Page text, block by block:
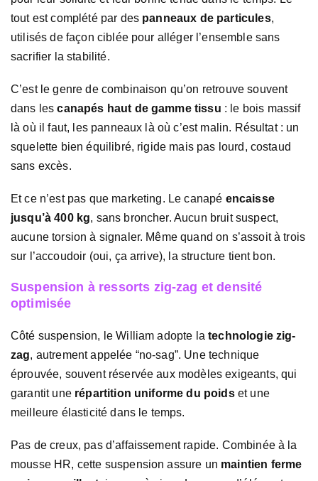
tout est complété par des panneaux de particules,
utilisés de façon ciblée pour alléger l’ensemble sans
sacrifier la stabilité.
C’est le genre de combinaison qu’on retrouve souvent
dans lescanapés haut de gamme tissu : le bois massif
là où il faut, les panneaux là où c’est malin. Résultat : un
squelette bien équilibré, rigide mais pas lourd, costaud
sans excès.
Et ce n’est pas que marketing. Le canapé encaisse
jusqu’à 400 kg, sans broncher. Aucun bruit suspect,
aucune torsion à signaler. Même quand on s’assoit à trois
sur l’accoudoir (oui, ça arrive), la structure tient bon.
Suspension à ressorts zig-zag et densité
optimisée
Côté suspension, le William adopte latechnologie zig-
zag, autrement appelée “no-sag”. Une technique
éprouvée, souvent réservée aux modèles exigeants, qui
garantit une répartition uniforme du poidset une
meilleure élasticité dans le temps.
Pas de creux, pas d’affaissement rapide. Combinée à la
mousse HR, cette suspension assure un maintien ferme